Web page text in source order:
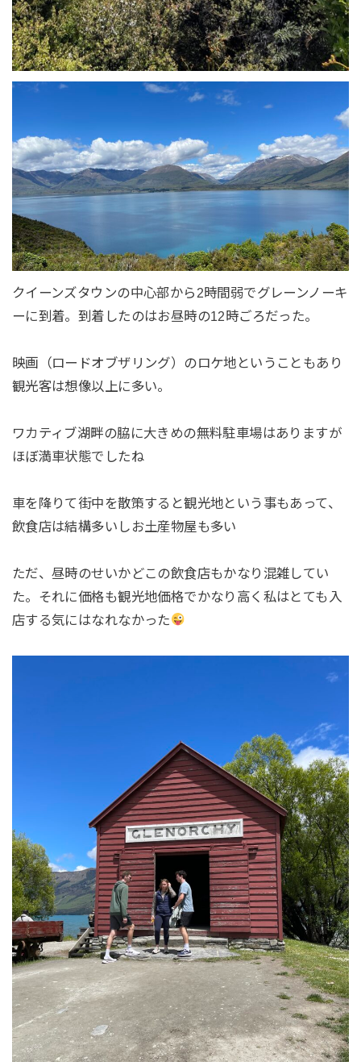
クイーンズタウンの中心部から2時間弱でグレーンノーキ
ーに到着。到着したのはお昼時の12時ごろだった。
映画（ロードオブザリング）のロケ地ということもあり
観光客は想像以上に多い。
ワカティブ湖畔の脇に大きめの無料駐車場はありますが
ほぼ満車状態でしたね
車を降りて街中を散策すると観光地という事もあって、
飲食店は結構多いしお土産物屋も多い
ただ、昼時のせいかどこの飲食店もかなり混雑してい
た。それに価格も観光地価格でかなり高く私はとても入
店する気にはなれなかった